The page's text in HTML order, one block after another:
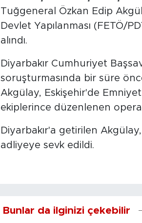
Tuğgeneral Özkan Edip
Devlet Yapılanması (FETÖ/
alındı.
Diyarbakır Cumhuriyet
soruşturmasında bir süre
Akgülay, Eskişehir'de
ekiplerince düzenlenen
Diyarbakır'a getirilen
adliyeye sevk edildi.
Bunlar da ilginizi çekebilir